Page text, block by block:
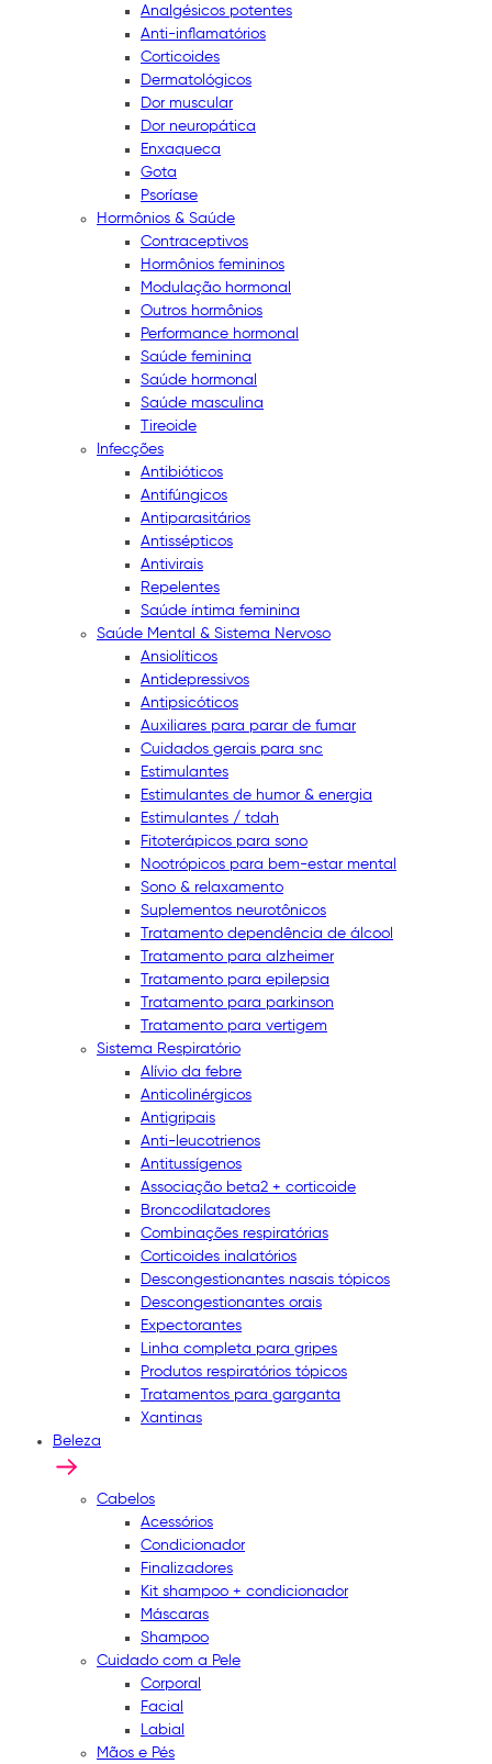
Analgésicos potentes
Anti-inflamatórios
Corticoides
Dermatológicos
Dor muscular
Dor neuropática
Enxaqueca
Gota
Psoríase
Hormônios & Saúde
Contraceptivos
Hormônios femininos
Modulação hormonal
Outros hormônios
Performance hormonal
Saúde feminina
Saúde hormonal
Saúde masculina
Tireoide
Infecções
Antibióticos
Antifúngicos
Antiparasitários
Antissépticos
Antivirais
Repelentes
Saúde íntima feminina
Saúde Mental & Sistema Nervoso
Ansiolíticos
Antidepressivos
Antipsicóticos
Auxiliares para parar de fumar
Cuidados gerais para snc
Estimulantes
Estimulantes de humor & energia
Estimulantes / tdah
Fitoterápicos para sono
Nootrópicos para bem-estar mental
Sono & relaxamento
Suplementos neurotônicos
Tratamento dependência de álcool
Tratamento para alzheimer
Tratamento para epilepsia
Tratamento para parkinson
Tratamento para vertigem
Sistema Respiratório
Alívio da febre
Anticolinérgicos
Antigripais
Anti-leucotrienos
Antitussígenos
Associação beta2 + corticoide
Broncodilatadores
Combinações respiratórias
Corticoides inalatórios
Descongestionantes nasais tópicos
Descongestionantes orais
Expectorantes
Linha completa para gripes
Produtos respiratórios tópicos
Tratamentos para garganta
Xantinas
Beleza
Cabelos
Acessórios
Condicionador
Finalizadores
Kit shampoo + condicionador
Máscaras
Shampoo
Cuidado com a Pele
Corporal
Facial
Labial
Mãos e Pés